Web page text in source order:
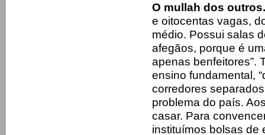
O mullah dos outros.
e oitocentas vagas,
médio. Possui salas
afegãos, porque é
apenas benfeitores”.
ensino fundamental,
corredores
problema do país.
casar. Para
instituímos bolsas de